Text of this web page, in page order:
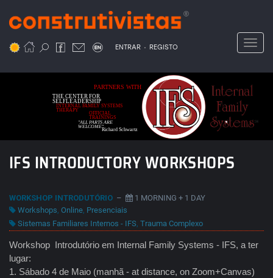
para
conteúdo
ENTRAR . REGISTO
"ALL PARTS ARE
WELCOME"
THE CENTER FOR
SELFLEADERSHIP
INTERNAL FAMILY SYSTEMS
THERAPY
PARTNERS WITH
Richard Schwartz
OFFICIAL
TRAININGS
IFS INTRODUCTORY WORKSHOPS
WORKSHOP INTRODUTÓRIO –
1 MORNING + 1 DAY
Workshops, Online, Presenciais
Sistemas Familiares Internos - IFS, Trauma Complexo
Workshop Introdutório em Internal Family Systems - IFS, a ter
lugar:
1. Sábado 4 de Maio (manhã - at distance, on Zoom+Canvas)